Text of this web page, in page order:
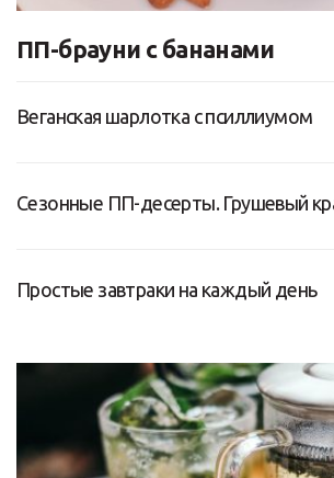
ПП-брауни с бананами
Веганская шарлотка с псиллиумом
Сезонные ПП-десерты. Грушевый
Простые завтраки на каждый день